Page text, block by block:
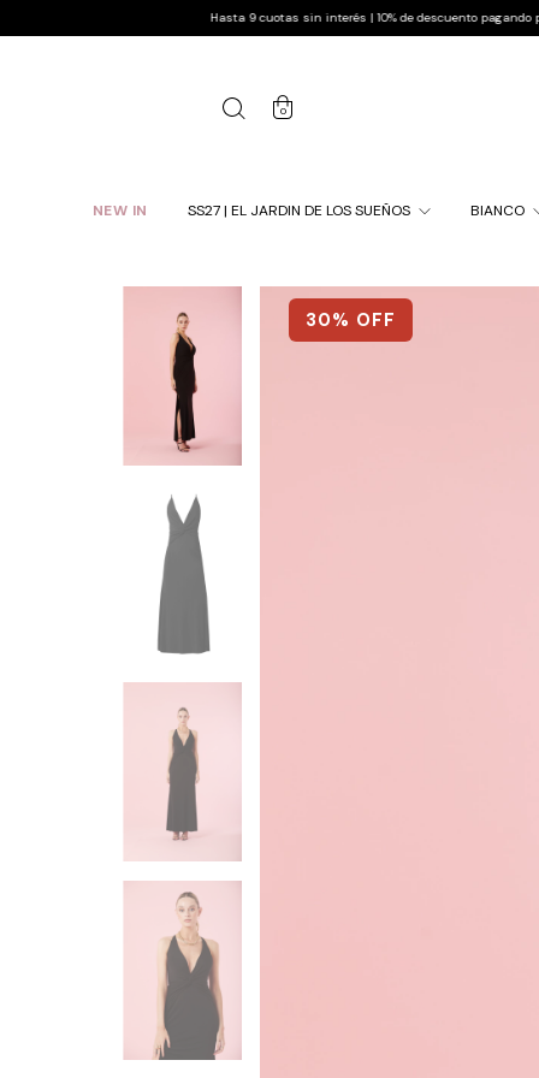
Hasta 9 cuotas sin interés | 10% de descuento pagando por
0
NEW IN SS27 | EL JARDIN DE LOS SUEÑOS BIANCO
30% OFF